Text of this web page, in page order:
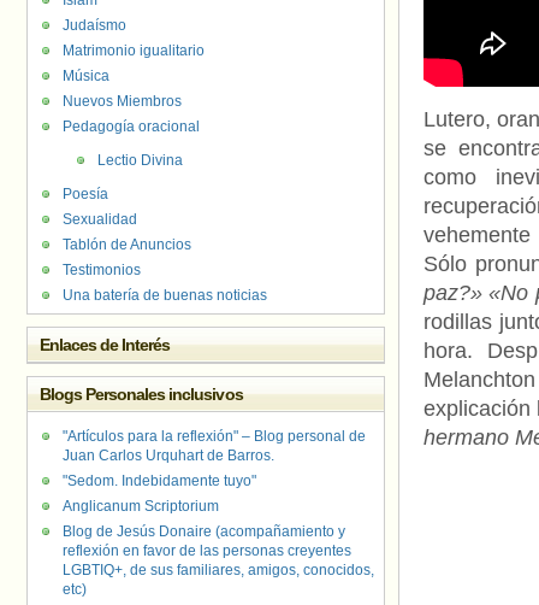
Lutero,
se
como
Sólo
paz?» «No
rodillas
hora.
explicación
hermano
Judaísmo
Matrimonio igualitario
Música
Nuevos Miembros
Pedagogía oracional
Lectio Divina
Poesía
Sexualidad
Tablón de Anuncios
Testimonios
Una batería de buenas noticias
Enlaces de Interés
Blogs Personales inclusivos
"Artículos para la reflexión" – Blog personal de
Juan Carlos Urquhart de Barros.
"Sedom. Indebidamente tuyo"
Anglicanum Scriptorium
Blog de Jesús Donaire (acompañamiento y
reflexión en favor de las personas creyentes
LGBTIQ+, de sus familiares, amigos, conocidos,
etc)